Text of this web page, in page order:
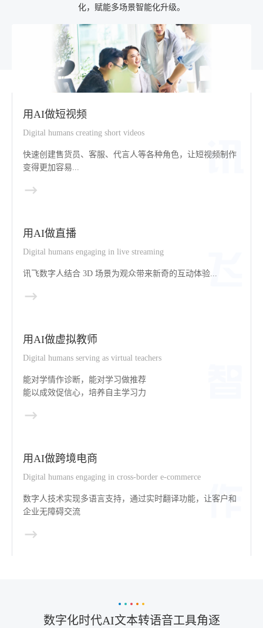
化，赋能多场景智能化升级。
用AI做短视频
Digital humans creating short videos
快速创建售货员、客服、代言人等各种角色，让短视频制作
变得更加容易...
用AI做直播
Digital humans engaging in live streaming
讯飞数字人结合 3D 场景为观众带来新奇的互动体验...
用AI做虚拟教师
Digital humans serving as virtual teachers
能对学情作诊断，能对学习做推荐
能以成效促信心，培养自主学习力
用AI做跨境电商
Digital humans engaging in cross-border e-commerce
数字人技术实现多语言支持，通过实时翻译功能，让客户和
企业无障碍交流
数字化时代AI文本转语音工具角逐